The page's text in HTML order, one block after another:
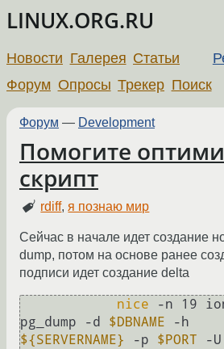
LINUX.ORG.RU
Новости Галерея Статьи
Форум Опросы Трекер Поиск
Форум — Development
Помогите
скрипт
rdiff,я познаю мир
Сейчас в начале идет создание
dump, потом на основе ранее
подписи идет создание delta
nice -n 19
pg_dump -d $DBNAME
${SERVERNAME}
-p $PORT